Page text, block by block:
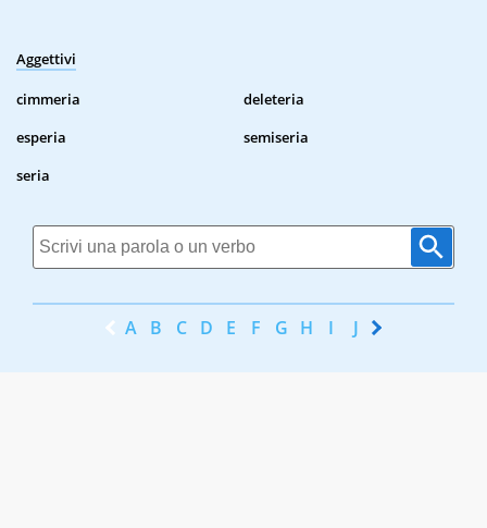
Aggettivi
cimmeria
deleteria
esperia
semiseria
seria
A B C D E F G H I J K